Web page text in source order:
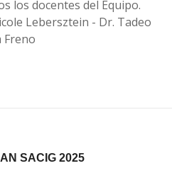
los docentes del Equipo.
Lebersztein - Dr. Tadeo
Freno
SACIG 2025